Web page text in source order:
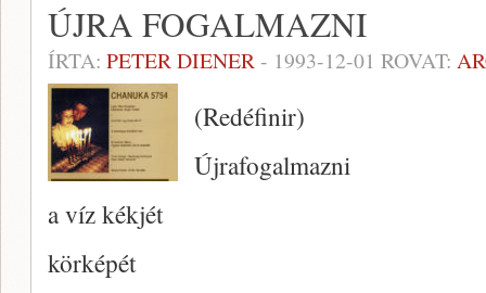
ÚJRA FOGALMAZNI
ÍRTA: PETER DIENER- 1993-12-01 ROVAT:
(Redéfinir)
Újrafogalmazni
a víz kékjét
körképét